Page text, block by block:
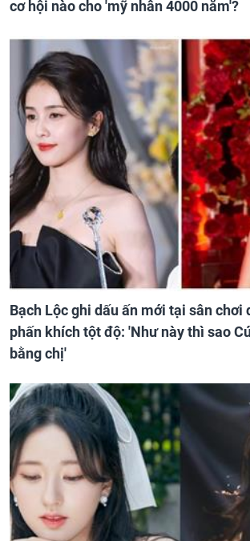
cơ hội nào cho 'mỹ nhân 4000 năm'?
Bạch Lộc ghi dấu ấn mới tại sân chơi
phấn khích tột độ: 'Như này thì sao
bằng chị'